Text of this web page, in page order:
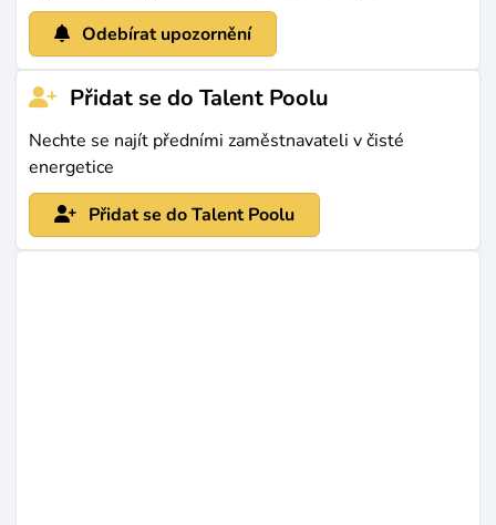
Odebírat upozornění
Přidat se do Talent Poolu
Nechte se najít předními zaměstnavateli v čisté
energetice
Přidat se do Talent Poolu